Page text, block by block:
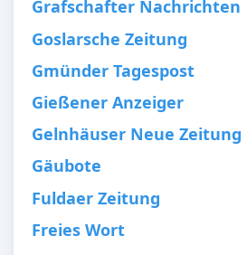
Grafschafter Nachrichten
Goslarsche Zeitung
Gmünder Tagespost
Gießener Anzeiger
Gelnhäuser Neue Zeitung
Gäubote
Fuldaer Zeitung
Freies Wort